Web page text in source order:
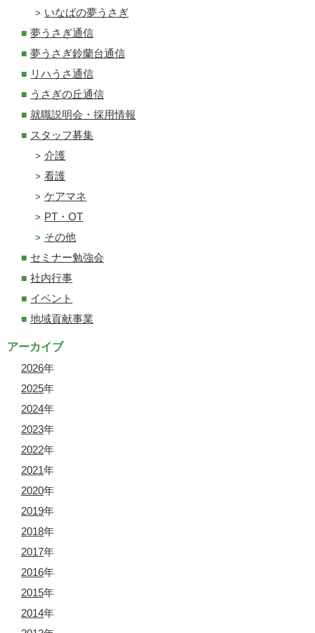
いなばの夢うさぎ
夢うさぎ通信
夢うさぎ鈴蘭台通信
リハうさ通信
うさぎの丘通信
就職説明会・採用情報
スタッフ募集
介護
看護
ケアマネ
PT・OT
その他
セミナー勉強会
社内行事
イベント
地域貢献事業
アーカイブ
2026年
2025年
2024年
2023年
2022年
2021年
2020年
2019年
2018年
2017年
2016年
2015年
2014年